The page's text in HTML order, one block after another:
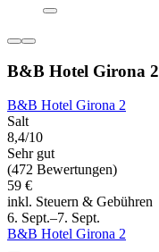
B&B Hotel Girona 2
B&B Hotel Girona 2
Salt
8,4/10
Sehr gut
(472 Bewertungen)
59 €
inkl. Steuern & Gebühren
6. Sept.–7. Sept.
B&B Hotel Girona 2